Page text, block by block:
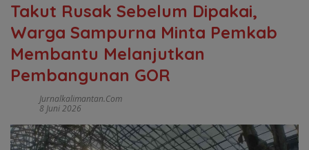
Takut Rusak Sebelum Dipakai,
Warga Sampurna Minta Pemkab
Membantu Melanjutkan
Pembangunan GOR
Jurnalkalimantan.com
8 Juni 2026